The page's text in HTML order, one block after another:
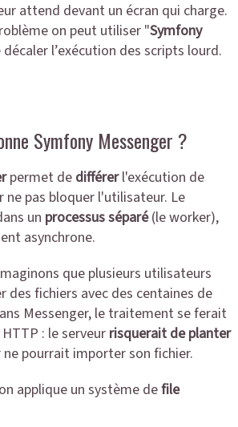
attend devant un écran qui charge.
on peut utiliser "Symfony
l’exécution des scripts lourd.
Symfony Messenger ?
permet de différerl'exécution de
ne pas bloquer l'utilisateur. Le
un processus séparé(le worker),
asynchrone.
que plusieurs utilisateurs
fichiers avec des centaines de
Messenger, le traitement se ferait
: le serveur risquerait de planter
pourrait importer son fichier.
applique un système defile